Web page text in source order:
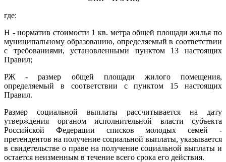
где:
Н - норматив стоимости 1 кв. метра общей площади жилья по
муниципальному образованию, определяемый в соответствии
с требованиями, установленными пунктом 13 настоящих
Правил;
РЖ - размер общей площади жилого помещения,
определяемый в соответствии с пунктом 15 настоящих
Правил.
Размер социальной выплаты рассчитывается на дату
утверждения органом исполнительной власти субъекта
Российской Федерации списков молодых семей -
претендентов на получение социальной выплаты, указывается
в свидетельстве о праве на получение социальной выплаты и
остается неизменным в течение всего срока его действия.